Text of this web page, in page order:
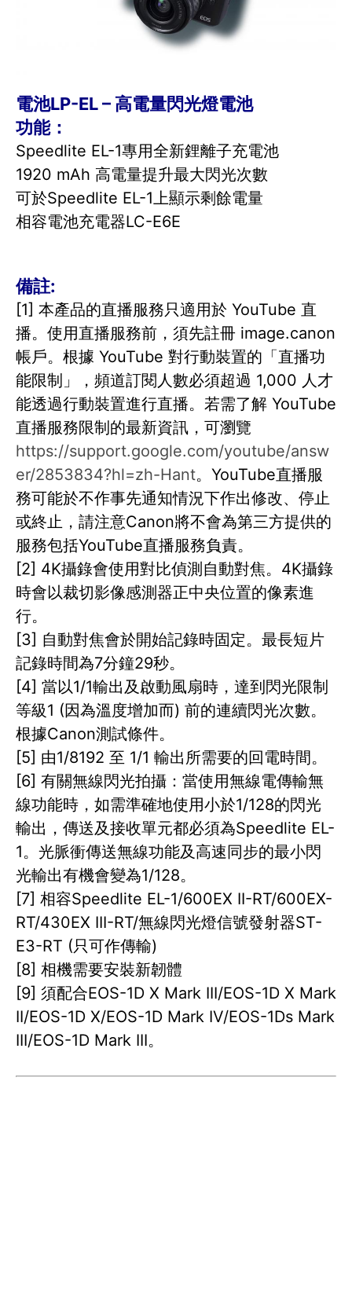
電池LP-EL – 高電量閃光燈電池
功能：
Speedlite EL-1專用全新鋰離子充電池
1920 mAh 高電量提升最大閃光次數
可於Speedlite EL-1上顯示剩餘電量
相容電池充電器LC-E6E
備註:
[1] 本產品的直播服務只適用於 YouTube 直
播。使用直播服務前，須先註冊 image.canon
帳戶。根據 YouTube 對行動裝置的「直播功
能限制」，頻道訂閱人數必須超過 1,000 人才
能透過行動裝置進行直播。若需了解 YouTube
直播服務限制的最新資訊，可瀏覽
https://support.google.com/youtube/answ
er/2853834?hl=zh-Hant。YouTube直播服
務可能於不作事先通知情況下作出修改、停止
或終止，請注意Canon將不會為第三方提供的
服務包括YouTube直播服務負責。
[2] 4K攝錄會使用對比偵測自動對焦。4K攝錄
時會以裁切影像感測器正中央位置的像素進
行。
[3] 自動對焦會於開始記錄時固定。最長短片
記錄時間為7分鐘29秒。
[4] 當以1/1輸出及啟動風扇時，達到閃光限制
等級1 (因為溫度增加而) 前的連續閃光次數。
根據Canon測試條件。
[5] 由1/8192 至 1/1 輸出所需要的回電時間。
[6] 有關無線閃光拍攝：當使用無線電傳輸無
線功能時，如需準確地使用小於1/128的閃光
輸出，傳送及接收單元都必須為Speedlite EL-
1。光脈衝傳送無線功能及高速同步的最小閃
光輸出有機會變為1/128。
[7] 相容Speedlite EL-1/600EX II-RT/600EX-
RT/430EX III-RT/無線閃光燈信號發射器ST-
E3-RT (只可作傳輸)
[8] 相機需要安裝新韌體
[9] 須配合EOS-1D X Mark III/EOS-1D X Mark
II/EOS-1D X/EOS-1D Mark IV/EOS-1Ds Mark
III/EOS-1D Mark III。